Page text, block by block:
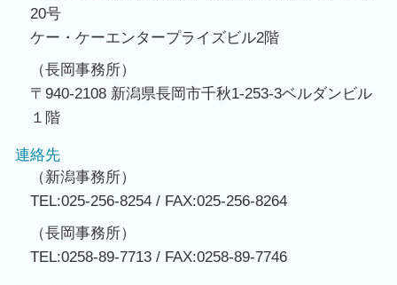
20号
ケー・ケーエンタープライズビル2階
（長岡事務所）
〒940-2108 新潟県長岡市千秋1-253-3ベルダンビル
１階
連絡先
（新潟事務所）
TEL:025-256-8254 / FAX:025-256-8264
（長岡事務所）
TEL:0258-89-7713 / FAX:0258-89-7746